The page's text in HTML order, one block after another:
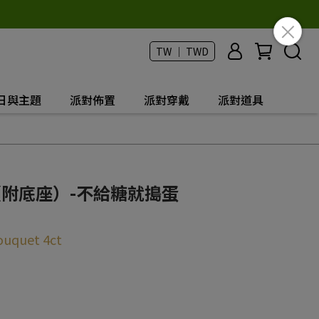
TW ｜ TWD
與主題 派對佈置 派對穿戴 派對道具
底座）-不給糖就搗蛋
4ct